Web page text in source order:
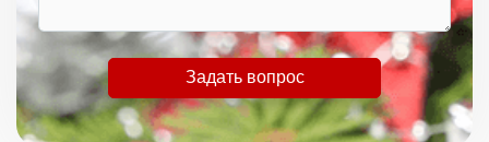
Задать вопрос